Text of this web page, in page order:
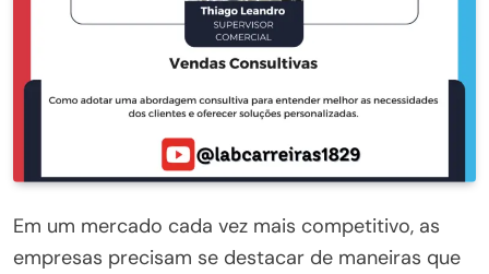
Em um mercado cada vez mais competitivo, as
empresas precisam se destacar de maneiras que